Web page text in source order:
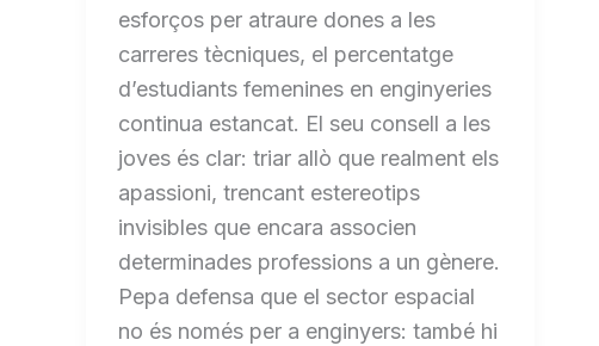
esforços per atraure dones a les
carreres tècniques, el percentatge
d’estudiants femenines en enginyeries
continua estancat. El seu consell a les
joves és clar: triar allò que realment els
apassioni, trencant estereotips
invisibles que encara associen
determinades professions a un gènere.
Pepa defensa que el sector espacial
no és només per a enginyers: també hi